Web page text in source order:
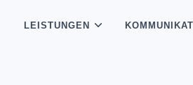
LEISTUNGEN